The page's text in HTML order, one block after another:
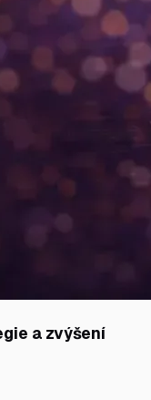
a zvýšení